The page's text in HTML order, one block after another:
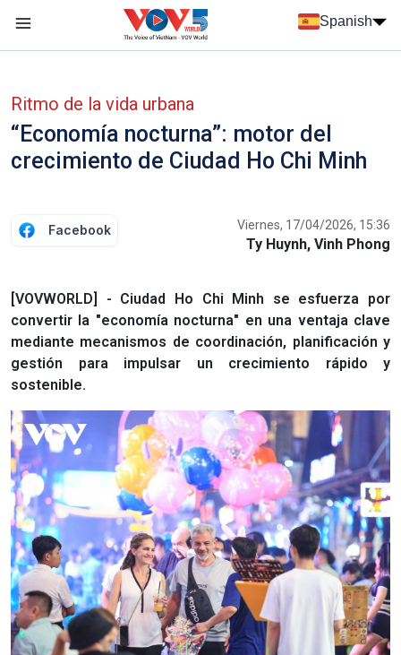
Spanish
Ritmo de la vida urbana
“Economía nocturna”: motor del
crecimiento de Ciudad Ho Chi Minh
Facebook Viernes, 17/04/2026, 15:36
Ty Huynh, Vinh Phong
[VOVWORLD] - Ciudad Ho Chi Minh se esfuerza por
convertir la "economía nocturna" en una ventaja clave
mediante mecanismos de coordinación, planificación y
gestión para impulsar un crecimiento rápido y
sostenible.